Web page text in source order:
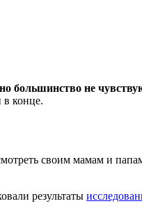
не
в конце.
своим мамам и
результаты